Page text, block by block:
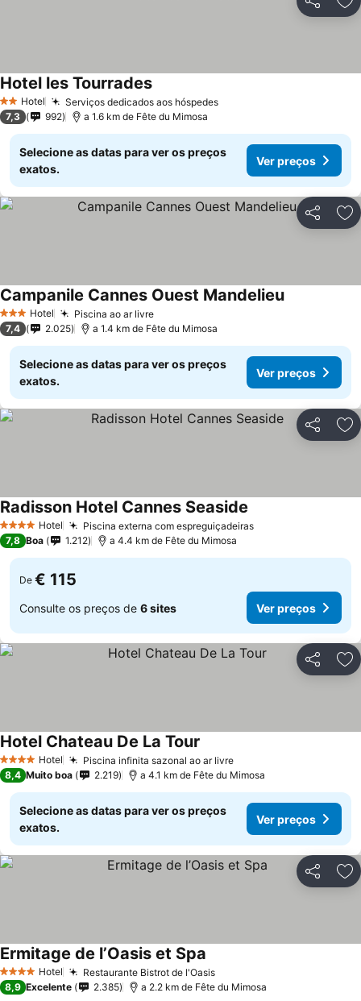
Partilhar
2 Estrelas
Hotel Serviços dedicados aos hóspedesVer preços
Hotel les TourradesVer preços
7,3 992 a 1.6 km de Fête du Mimosa
Selecione as datas para ver os preços
exatos.
Ver preços
Partilhar
3 EstrelasHotel Piscina ao ar livreVer preços
Campanile Cannes Ouest MandelieuVer preços
7,4 2.025 a 1.4 km de Fête du Mimosa
Selecione as datas para ver os preços
exatos.
Ver preços
Partilhar
4 EstrelasHotel Piscina externa com espreguiçadeirasVer preços
Radisson Hotel Cannes Seaside
7,8 Boa 1.212 a 4.4 km de Fête du Mimosa
De € 115
Consulte os preços de 6 sites Ver preços
Partilhar
4 EstrelasHotel Piscina infinita sazonal ao ar livreVer preços
Hotel Chateau De La Tour
8,4 Muito boa 2.219 a 4.1 km de Fête du Mimosa
Selecione as datas para ver os preços
exatos.
Ver preços
Partilhar
4 EstrelasHotel Restaurante Bistrot de l'OasisVer preços
Ermitage de l’Oasis et Spa
8,9 Excelente 2.385 a 2.2 km de Fête du Mimosa